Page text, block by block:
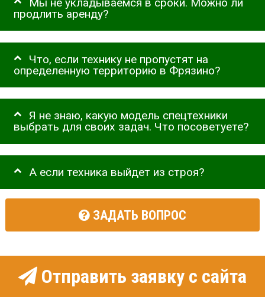
Мы не укладываемся в сроки. Можно ли
продлить аренду?
Что, если технику не пропустят на
определенную территорию в Фрязино?
Я не знаю, какую модель спецтехники
выбрать для своих задач. Что посоветуете?
А если техника выйдет из строя?
ЗАДАТЬ ВОПРОС
Отправить заявку с сайта